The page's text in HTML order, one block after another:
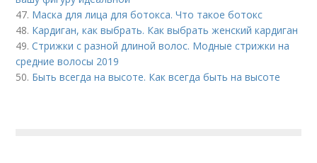
47. Маска для лица для ботокса. Что такое ботокс
48. Кардиган, как выбрать. Как выбрать женский кардиган
49.Стрижки с разной длиной волос. Модные стрижки на
средние волосы 2019
50. Быть всегда на высоте. Как всегда быть на высоте